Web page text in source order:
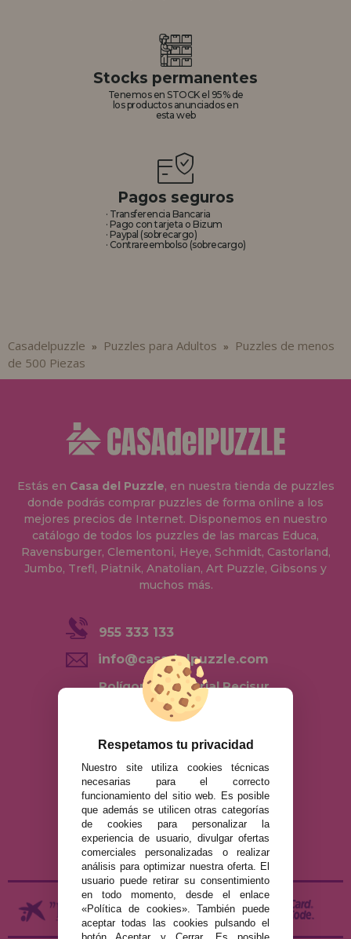
Stocks permanentes
Tenemos en STOCK el 95% de
los productos anunciados en
esta web
Pagos seguros
· Transferencia Bancaria
· Pago con tarjeta o Bizum
· Paypal (sobrecargo)
· Contrareembolso (sobrecargo)
Casadelpuzzle » Puzzles para Adultos »
Puzzles de menos
de 500 Piezas
Estás en Casa del Puzzle, en nuestra tienda de puzzles
donde podrás comprar puzzles de forma online a los
mejores precios de Internet. Disponemos en nuestro
catálogo de todos los puzzles de las marcas Educa,
Ravensburger, Clementoni, Heye, Schmidt, Castorland,
Jumbo, Trefl, Piatnik, Anatolian, Art Puzzle, Gibsons y
muchos más.
955 333 133
info@casadelpuzzle.com
Polígono Industrial Recisur
C/ Pie Solo Diez Nave 5 41500
Alcalá de Guadaira Sevilla,
AVISO LEGAL
POLÍTICA DE PRIVACIDAD
POLÍTICA DE COOKIES
ENVÍOS Y DEVOLUCIONES
DEVOLUCIONES / DESISTIMIENTO
Respetamos tu privacidad
Nuestro site utiliza cookies técnicas
necesarias para el correcto
funcionamiento del sitio web. Es posible
que además se utilicen otras categorías
de cookies para personalizar la
experiencia de usuario, divulgar ofertas
comerciales personalizadas o realizar
análisis para optimizar nuestra oferta. El
usuario puede retirar su consentimiento
en todo momento, desde el enlace
«Política de cookies». También puede
aceptar todas las cookies pulsando el